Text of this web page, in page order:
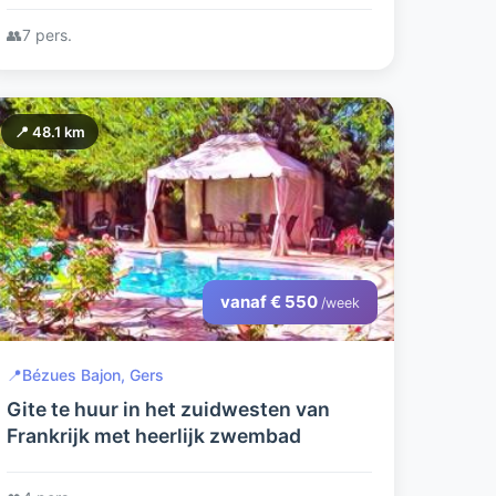
tuin en div. terrassen. Top-
👥7 pers.
📍 48.1 km
vanaf € 550 /week
📍Bézues Bajon, Gers
Gite te huur in het zuidwesten van
Frankrijk met heerlijk zwembad